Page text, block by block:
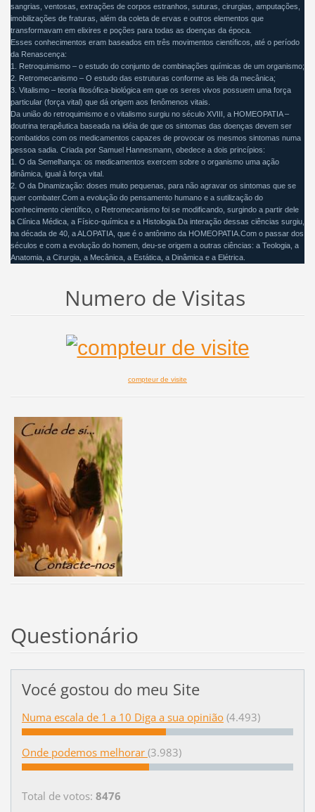
sangrias, ventosas, extrações de corpos estranhos, suturas, cirurgias, amputações,
imobilizações de fraturas, além da coleta de ervas e outros elementos que
transformavam em elixires e poções para todas as doenças da época.
Esses conhecimentos eram baseados em três movimentos científicos, até o período
da Renascença:
1. Retroquimismo – o estudo do conjunto de combinações químicas de um organismo;
2. Retromecanismo – O estudo das estruturas conforme as leis da mecânica;
3. Vitalismo – teoria filosófica-biológica em que os seres vivos possuem uma força
particular (força vital) que dá origem aos fenômenos vitais.
Da união do retroquimismo e o vitalismo surgiu no século XVIII, a HOMEOPATIA –
doutrina terapêutica baseada na idéia de que os sintomas das doenças devem ser
combatidos com os medicamentos capazes de provocar os mesmos sintomas numa
pessoa sadia. Criada por Samuel Hannesmann, obedece a dois princípios:
1. O da Semelhança: os medicamentos exercem sobre o organismo uma ação
dinâmica, igual à força vital.
2. O da Dinamização: doses muito pequenas, para não agravar os sintomas que se
quer combater.Com a evolução do pensamento humano e a sutilização do
conhecimento científico, o Retromecanismo foi se modificando, surgindo a partir dele
a Clínica Médica, a Físico-química e a Histologia.Da interação dessas ciências surgiu,
na década de 40, a ALOPATIA, que é o antônimo da HOMEOPATIA.Com o passar dos
séculos e com a evolução do homem, deu-se origem a outras ciências: a Teologia, a
Anatomia, a Cirurgia, a Mecânica, a Estática, a Dinâmica e a Elétrica.
Numero de Visitas
compteur de visite
Questionário
Vocé gostou do meu Site
Numa escala de 1 a 10 Diga a sua opinião (4.493)
Onde podemos melhorar (3.983)
Total de votos: 8476